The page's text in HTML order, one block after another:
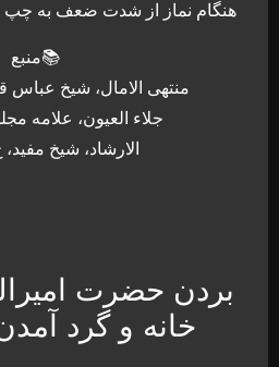
هنگام نماز از شدت ضعف به
📚منبع
منتهی الامال، شیخ عباس قمی،
جلاء العيون، علامه
الارشاد، شیخ مفید، ج۱،
بردن حضرت
خانه و گرد